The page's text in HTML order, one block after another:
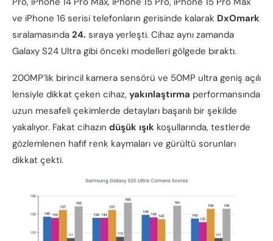
ve iPhone 16 serisi telefonların gerisinde kalarak DxOmark
sıralamasında 24. sıraya yerleşti. Cihaz aynı zamanda
Galaxy S24 Ultra gibi önceki modelleri gölgede bıraktı.
200MP’lik birincil kamera sensörü ve 50MP ultra geniş açılı
lensiyle dikkat çeken cihaz, yakınlaştırma performansında
uzun mesafeli çekimlerde detayları başarılı bir şekilde
yakalıyor. Fakat cihazın düşük ışık koşullarında, testlerde
gözlemlenen hafif renk kaymaları ve gürültü sorunları
dikkat çekti.